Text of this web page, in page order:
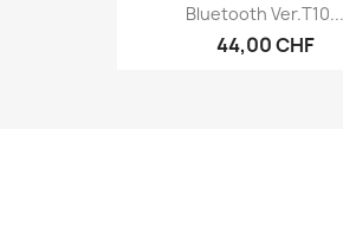
Bluetooth Ver.T10...
44,00 CHF